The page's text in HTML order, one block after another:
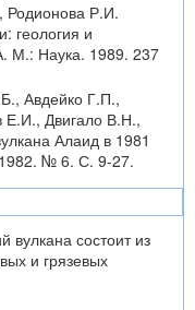
Родионова Р.И.
геология и
М.: Наука. 1989. 237
Авдейко Г.П.,
Е.И., Двигало В.Н.,
Алаид в 1981
1982. № 6. С. 9-27.
вулкана состоит из
и грязевых